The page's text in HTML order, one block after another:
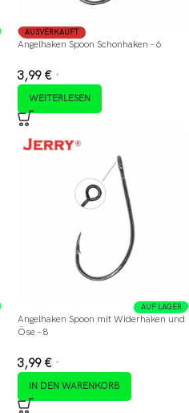
AUSVERKAUFT
Angelhaken Spoon Schonhaken – 6
3,99 € *
WEITERLESEN
AUF LAGER
Angelhaken Spoon mit Widerhaken und
Öse – 8
3,99 € *
IN DEN WARENKORB